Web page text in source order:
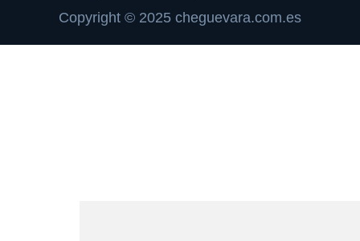
Copyright © 2025 cheguevara.com.es